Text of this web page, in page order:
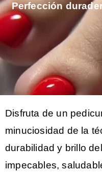
Perfección
Disfruta de un
minuciosidad de la
durabilidad y brillo
impecables,